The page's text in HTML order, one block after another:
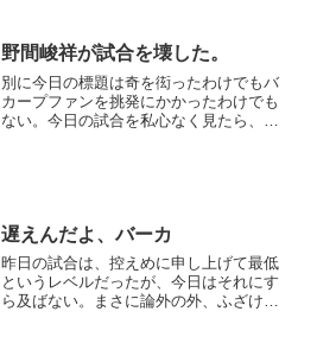
野間峻祥が試合を壊した。
別に今日の標題は奇を衒ったわけでもバ
カープファンを挑発にかかったわけでも
ない。今日の試合を私心なく見たら、そ
遅えんだよ、バーカ
昨日の試合は、控えめに申し上げて最低
というレベルだったが、今日はそれにす
ら及ばない。まさに論外の外、ふざけん